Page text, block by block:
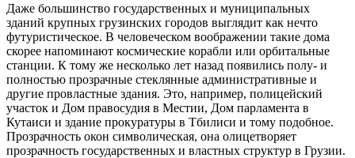
Даже большинство государственных и муниципальных
зданий крупных грузинских городов выглядит как нечто
футуристическое. В человеческом воображении такие дома
скорее напоминают космические корабли или орбитальные
станции. К тому же несколько лет назад появились полу- и
полностью прозрачные стеклянные административные и
другие провластные здания. Это, например, полицейский
участок и Дом правосудия в Местии, Дом парламента в
Кутаиси и здание прокуратуры в Тбилиси и тому подобное.
Прозрачность окон символическая, она олицетворяет
прозрачность государственных и властных структур в Грузии.